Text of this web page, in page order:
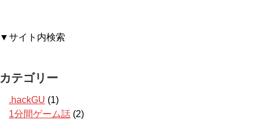
▼サイト内検索
カテゴリー
.hackGU (1)
1分間ゲーム話 (2)